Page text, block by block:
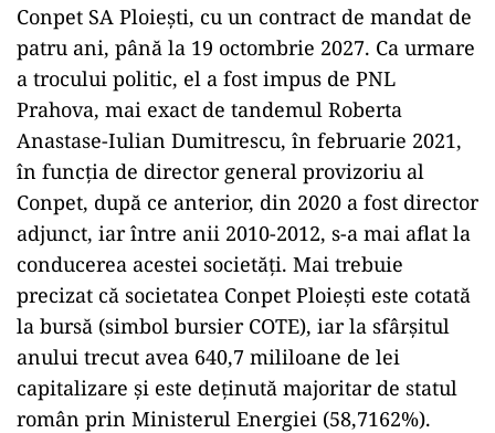
Conpet SA Ploiești, cu un contract de mandat de
patru ani, până la 19 octombrie 2027. Ca urmare
a trocului politic, el a fost impus de PNL
Prahova, mai exact de tandemul Roberta
Anastase-Iulian Dumitrescu, în februarie 2021,
în funcţia de director general provizoriu al
Conpet, după ce anterior, din 2020 a fost director
adjunct, iar între anii 2010-2012, s-a mai aflat la
conducerea acestei societăți. Mai trebuie
precizat că societatea Conpet Ploiești este cotată
la bursă (simbol bursier COTE), iar la sfârșitul
anului trecut avea 640,7 mililoane de lei
capitalizare şi este deţinută majoritar de statul
român prin Ministerul Energiei (58,7162%).